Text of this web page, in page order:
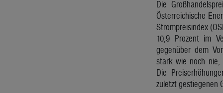
Die
Österreichische
Strompreisindex
10,9 Prozent im
gegenüber dem
stark wie noch nie,
Die
zuletzt gestiegenen